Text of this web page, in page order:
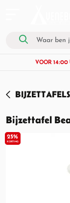
VOOR 14:00
BIJZETTAFELS
25%
KORTING
Bijzettafel